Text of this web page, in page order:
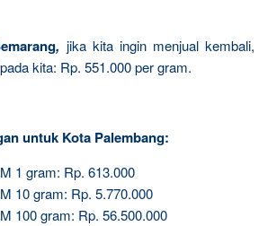
, jika kita ingin menjual kembali,
pada kita: Rp. 551.000 per gram.
untuk Kota Palembang:
1 gram: Rp. 613.000
10 gram: Rp. 5.770.000
100 gram: Rp. 56.500.000